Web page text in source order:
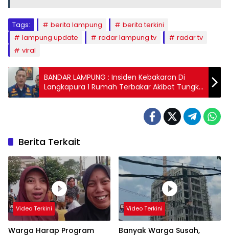
Tags: berita lampung
berita terkini
lampung update
radar lampung tv
radar tv
viral
BANDAR LAMPUNG : Insiden Kebakaran Di
Langkapura 1 Rumah Terbakar Akibat Tungku
Kayu Tak Terawasi
Berita Terkait
Video Terkini
Warga Harap Program
Video Terkini
Banyak Warga Susah,